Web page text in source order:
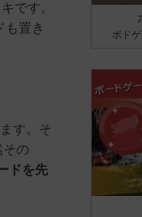
です。
も置き
す。そ
の
ドを先
ボド